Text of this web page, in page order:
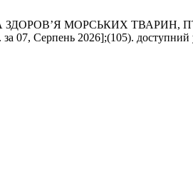
ЗДОРОВ’Я МОРСЬКИХ
2026];(105). доступний у: